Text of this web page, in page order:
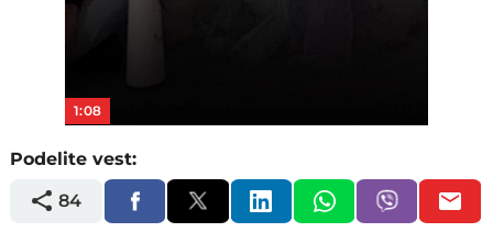
1:08
Podelite vest:
84